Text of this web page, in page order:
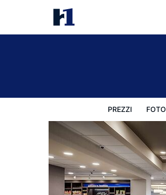
PREZZI FOTO
Hampton Inn Lewiston, ID
Prezzi